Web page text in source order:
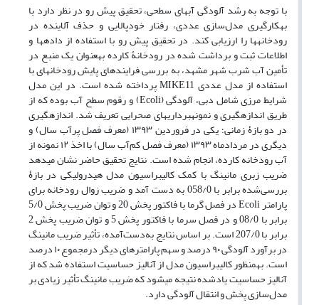
با توجه به رشد آلودگی آب‏های سطحی، تحقیق پیش رو در نظر دارد با
به‏کارگیری مدل‌سازی عددی، رفتار خودپالایی و حذف آلاینده در
رودخانه‏ها را ارزیابی کند. در تحقیق پیش رو با استفاده از داده‏ها و
اطلاعات ثبت و برداشت ‏شده در رودخانۀ کارده به‏عنوان یک منبع در
تأمین آب شرب شهر مشهد، به بررسی فرایند‏های پایش رودخانه‏ای با
استفاده از مدل عددی MIKE11 پرداخته‏ شده است. در این مدل
شرایط مرزی شامل دبی، آلودگی (Ecoli)‌ و رقوم سطح آب بوده که از
طریق اندازه‏گیری و نمونه‏برداری‏های صحرایی تعریف شد. اندازه‏گیری
در دو بازۀ زمانی؛ یکی در فروردین ۱۳۹۳ (‌معرف فصل پر‌آب سال) و
دیگری در مردادماه ۱۳۹۳ (معرف فصل کم‌آب سال) با اخذ ۱۲ نمونه از
آب رودخانه کارده، انجام ‏شده است. نتایج تحقیق حاضر نشان می‏دهد
ضریب زبری مانینگ با کمک کالیبراسیون مدل هیدرولیکی در بازۀ
بررسی‌شده برابر با 058/0 به دست آمد و ضریب زوال رودخانه برای
پارامتر Ecoli در فصل گرما با فاکتور پخش 20 و توان ضریب پخش 5/0
برابر با 08/0 و در فصل سرما با فاکتور پخش 5 و توان ضریب پخش 2
برابر با 207/0 است. بر اساس نتایج به‌دست‌آمده، تأثیر ضریب مانینگ
در برآورد آلودگی ۹۰ درصد و سهم پارامترهای دیگر درمجموع ۱۰ درصد
است. به‏منظور کالیبراسیون مدل از آنالیز حساسیت استفاده شد که از
آنالیز حساسیت یادشده نتیجه می‏شود که ضریب مانینگ ‌تأثیر زیادی بر
مدل‌سازی پخش و انتقال آلودگی دارد.